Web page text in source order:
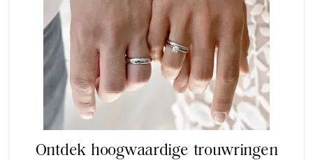
Ontdek hoogwaardige trouwringen